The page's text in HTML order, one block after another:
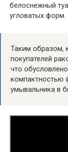
белоснежный
угловатых форм.
Таким образом,
покупателей
что
компактностью
умывальника в